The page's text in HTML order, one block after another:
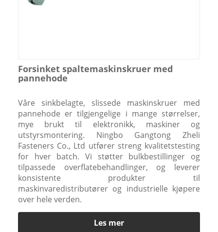
Forsinket spaltemaskinskruer med
pannehode
Våre sinkbelagte, slissede maskinskruer med
pannehode er tilgjengelige i mange størrelser,
mye brukt til elektronikk, maskiner og
utstyrsmontering. Ningbo Gangtong Zheli
Fasteners Co., Ltd utfører streng kvalitetstesting
for hver batch. Vi støtter bulkbestillinger og
tilpassede overflatebehandlinger, og leverer
konsistente produkter til
maskinvaredistributører og industrielle kjøpere
over hele verden.
Les mer